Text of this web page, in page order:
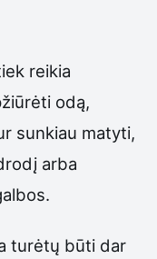
reikia
odą,
sunkiau matyti,
arba
turėtų būti dar